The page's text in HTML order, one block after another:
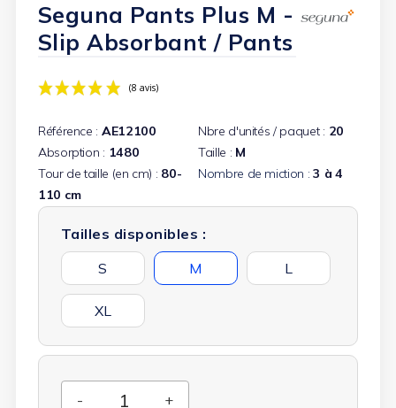
Seguna Pants Plus M -
Slip Absorbant / Pants
Référence : AE12100 Nbre d'unités / paquet : 20
Absorption : 1480 Taille : M
Tour de taille (en cm) : 80-
110 cm
Nombre de miction : 3 à 4
Tailles disponibles :
S
M L
XL